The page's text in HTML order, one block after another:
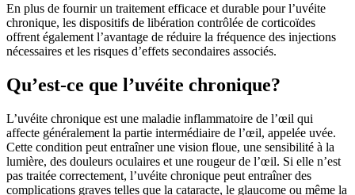
En plus de fournir un traitement efficace et durable pour l’uvéite
chronique, les dispositifs de libération contrôlée de corticoïdes
offrent également l’avantage de réduire la fréquence des injections
nécessaires et les risques d’effets secondaires associés.
Qu’est-ce que l’uvéite chronique?
L’uvéite chronique est une maladie inflammatoire de l’œil qui
affecte généralement la partie intermédiaire de l’œil, appelée uvée.
Cette condition peut entraîner une vision floue, une sensibilité à la
lumière, des douleurs oculaires et une rougeur de l’œil. Si elle n’est
pas traitée correctement, l’uvéite chronique peut entraîner des
complications graves telles que la cataracte, le glaucome ou même la